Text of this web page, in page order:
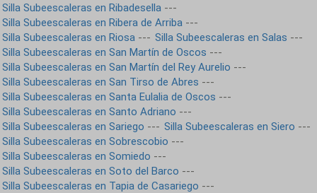
Silla Subeescaleras en Ribadesella ---
Silla Subeescaleras en Ribera de Arriba ---
Silla Subeescaleras en Riosa --- Silla Subeescaleras en Salas ---
Silla Subeescaleras en San Martín de Oscos ---
Silla Subeescaleras en San Martín del Rey Aurelio ---
Silla Subeescaleras en San Tirso de Abres ---
Silla Subeescaleras en Santa Eulalia de Oscos ---
Silla Subeescaleras en Santo Adriano ---
Silla Subeescaleras en Sariego --- Silla Subeescaleras en Siero ---
Silla Subeescaleras en Sobrescobio ---
Silla Subeescaleras en Somiedo ---
Silla Subeescaleras en Soto del Barco ---
Silla Subeescaleras en Tapia de Casariego ---